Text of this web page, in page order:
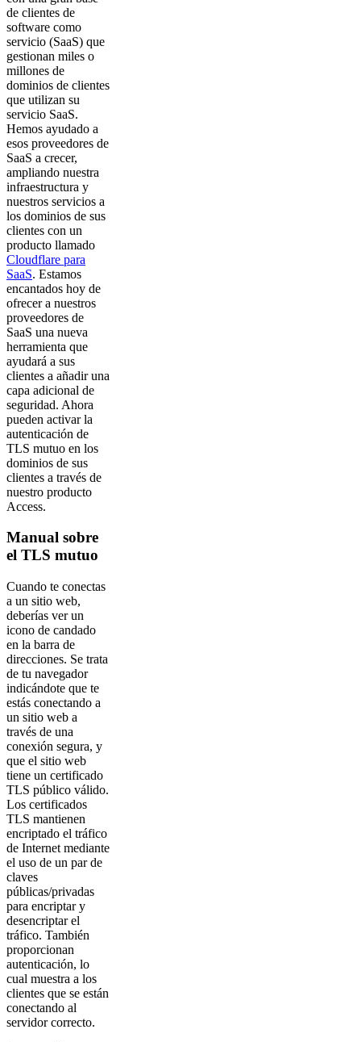
de clientes de
software como
servicio (SaaS) que
gestionan miles o
millones de
dominios de clientes
que utilizan su
servicio SaaS.
Hemos ayudado a
esos proveedores de
SaaS a crecer,
ampliando nuestra
infraestructura y
nuestros servicios a
los dominios de sus
clientes con un
producto llamado
Cloudflare para
SaaS. Estamos
encantados hoy de
ofrecer a nuestros
proveedores de
SaaS una nueva
herramienta que
ayudará a sus
clientes a añadir una
capa adicional de
seguridad. Ahora
pueden activar la
autenticación de
TLS mutuo en los
dominios de sus
clientes a través de
nuestro producto
Access.
Manual sobre
el TLS mutuo
Cuando te conectas
a un sitio web,
deberías ver un
icono de candado
en la barra de
direcciones. Se trata
de tu navegador
indicándote que te
estás conectando a
un sitio web a
través de una
conexión segura, y
que el sitio web
tiene un certificado
TLS público válido.
Los certificados
TLS mantienen
encriptado el tráfico
de Internet mediante
el uso de un par de
claves
públicas/privadas
para encriptar y
desencriptar el
tráfico. También
proporcionan
autenticación, lo
cual muestra a los
clientes que se están
conectando al
servidor correcto.